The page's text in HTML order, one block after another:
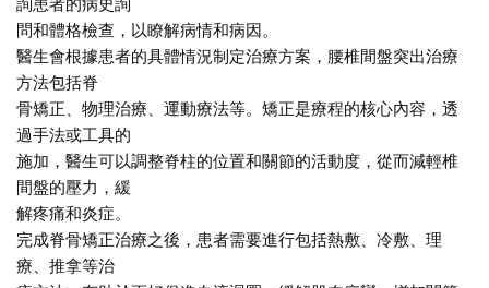
詢患者的病史詢
問和體格檢查，以瞭解病情和病因。
醫生會根據患者的具體情況制定治療方案，腰椎間盤突出治療
方法包括脊
骨矯正、物理治療、運動療法等。矯正是療程的核心內容，透
過手法或工具的
施加，醫生可以調整脊柱的位置和關節的活動度，從而減輕椎
間盤的壓力，緩
解疼痛和炎症。
完成脊骨矯正治療之後，患者需要進行包括熱敷、冷敷、理
療、推拿等治